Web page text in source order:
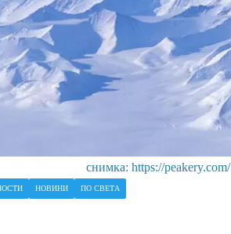
снимка: https://peakery.com/
НОВИНИ ПО СВЕТА